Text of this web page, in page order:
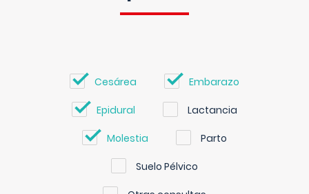
Cesárea Embarazo
Epidural Lactancia
Molestia Parto
Suelo Pélvico